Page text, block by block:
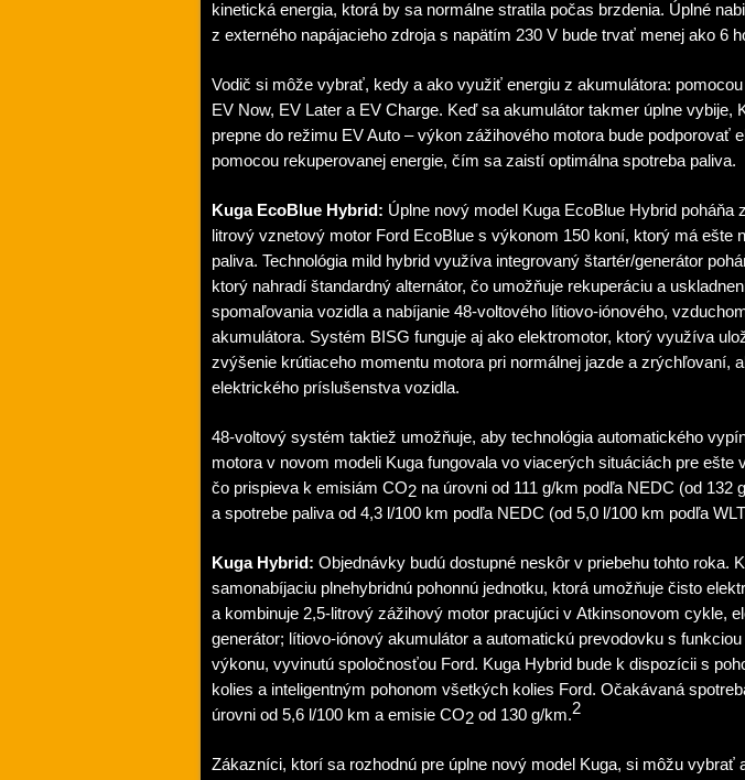
kinetická energia, ktorá by sa normálne stratila počas brzdenia. Úplné
z externého napájacieho zdroja s napätím 230 V bude trvať menej ako 6
Vodič si môže vybrať, kedy a ako využiť energiu z akumulátora:
EV Now, EV Later a EV Charge. Keď sa akumulátor takmer úplne vybije,
prepne do režimu EV Auto – výkon zážihového motora bude podporovať
pomocou rekuperovanej energie, čím sa zaistí optimálna spotreba paliva.
Kuga EcoBlue Hybrid: Úplne nový model Kuga EcoBlue Hybrid poháňa
litrový vznetový motor Ford EcoBlue s výkonom 150 koní, ktorý má ešte
paliva. Technológia mild hybrid využíva integrovaný štartér/generátor
ktorý nahradí štandardný alternátor, čo umožňuje rekuperáciu a
spomaľovania vozidla a nabíjanie 48-voltového lítiovo-iónového,
akumulátora. Systém BISG funguje aj ako elektromotor, ktorý využíva
zvýšenie krútiaceho momentu motora pri normálnej jazde a zrýchľovaní,
elektrického príslušenstva vozidla.
48-voltový systém taktiež umožňuje, aby technológia automatického
motora v novom modeli Kuga fungovala vo viacerých situáciách pre ešte
čo prispieva k emisiám CO2 na úrovni od 111 g/km podľa NEDC (od 132
a spotrebe paliva od 4,3 l/100 km podľa NEDC (od 5,0 l/100 km podľa
Kuga Hybrid: Objednávky budú dostupné neskôr v priebehu tohto roka.
samonabíjaciu plnehybridnú pohonnú jednotku, ktorá umožňuje čisto
a kombinuje 2,5-litrový zážihový motor pracujúci v Atkinsonovom cykle,
generátor; lítiovo-iónový akumulátor a automatickú prevodovku s
výkonu, vyvinutú spoločnosťou Ford. Kuga Hybrid bude k dispozícii s
kolies a inteligentným pohonom všetkých kolies Ford. Očakávaná
úrovni od 5,6 l/100 km a emisie CO2 od 130 g/km.2
Zákazníci, ktorí sa rozhodnú pre úplne nový model Kuga, si môžu vybrať